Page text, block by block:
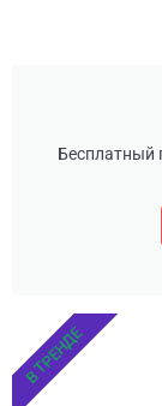
Бесплатный
В ТРЕНДЕ